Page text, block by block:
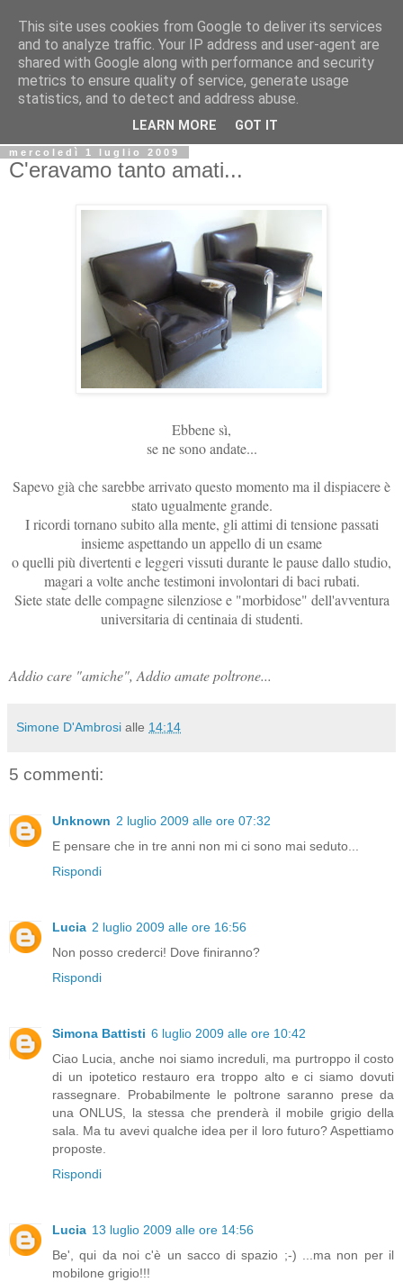
Biblio@rti in
Il Blog della Biblioteca di Area delle arti per condividere
informazioni iniziative incontri
mercoledì 1 luglio 2009
C'eravamo tanto amati...
Ebbene sì,
se ne sono andate...
Sapevo già che sarebbe arrivato questo momento ma il dispiacere è
stato ugualmente grande.
I ricordi tornano subito alla mente, gli attimi di tensione passati
insieme aspettando un appello di un esame
o quelli più divertenti e leggeri vissuti durante le pause dallo studio,
magari a volte anche testimoni involontari di baci rubati.
Siete state delle compagne silenziose e "morbidose" dell'avventura
universitaria di centinaia di studenti.
Addio care "amiche", Addio amate poltrone...
Simone D'Ambrosi alle 14:14
5 commenti:
Unknown 2 luglio 2009 alle ore 07:32
E pensare che in tre anni non mi ci sono mai seduto...
Rispondi
Lucia 2 luglio 2009 alle ore 16:56
Non posso crederci! Dove finiranno?
Rispondi
Simona Battisti 6 luglio 2009 alle ore 10:42
Ciao Lucia, anche noi siamo increduli, ma purtroppo il costo
di un ipotetico restauro era troppo alto e ci siamo dovuti
rassegnare. Probabilmente le poltrone saranno prese da
una ONLUS, la stessa che prenderà il mobile grigio della
sala. Ma tu avevi qualche idea per il loro futuro? Aspettiamo
proposte.
Rispondi
Lucia 13 luglio 2009 alle ore 14:56
Be', qui da noi c'è un sacco di spazio ;-) ...ma non per il
mobilone grigio!!!
This site uses cookies from Google to deliver its services
and to analyze traffic. Your IP address and user-agent are
shared with Google along with performance and security
metrics to ensure quality of service, generate usage
statistics, and to detect and address abuse.
LEARN MORE GOT IT